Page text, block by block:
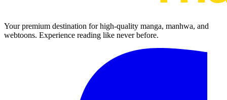
Your premium destination for high-quality manga, manhwa, and
webtoons. Experience reading like never before.